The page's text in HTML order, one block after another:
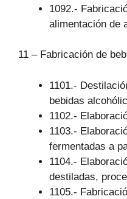
1092.-
alimentación de
11 – Fabricación de
1101.-
bebidas
1102.-
1103.-
fermentadas a
1104.-
destiladas,
1105.-